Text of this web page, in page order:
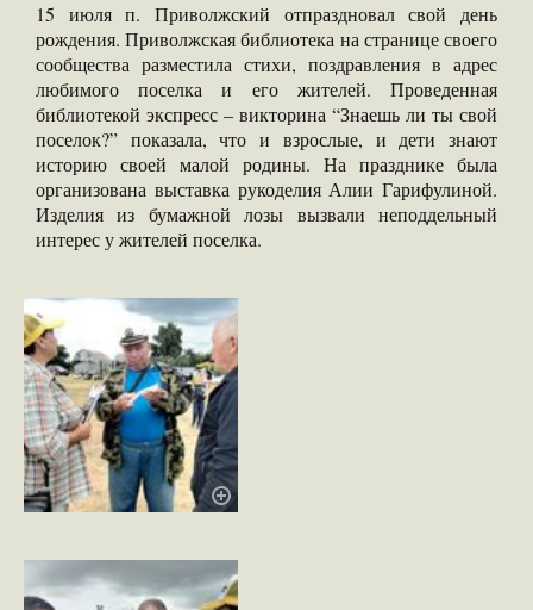
15 июля п. Приволжский отпраздновал свой день
рождения. Приволжская библиотека на странице своего
сообщества разместила стихи, поздравления в адрес
любимого поселка и его жителей. Проведенная
библиотекой экспресс – викторина “Знаешь ли ты свой
поселок?” показала, что и взрослые, и дети знают
историю своей малой родины. На празднике была
организована выставка рукоделия Алии Гарифулиной.
Изделия из бумажной лозы вызвали неподдельный
интерес у жителей поселка.